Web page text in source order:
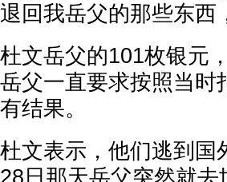
退回我岳父的那些东西
杜文岳父的101枚银元
岳父一直要求按照当时
有结果。
杜文表示，他们逃到国
28日那天岳父突然就去